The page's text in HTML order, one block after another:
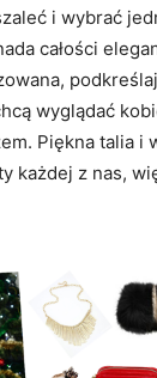
i wybrać
całości
wyglądać
Piękna talia i
każdej z nas,